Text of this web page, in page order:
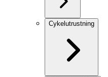
Cykelutrustning